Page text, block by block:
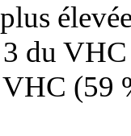
du
(59